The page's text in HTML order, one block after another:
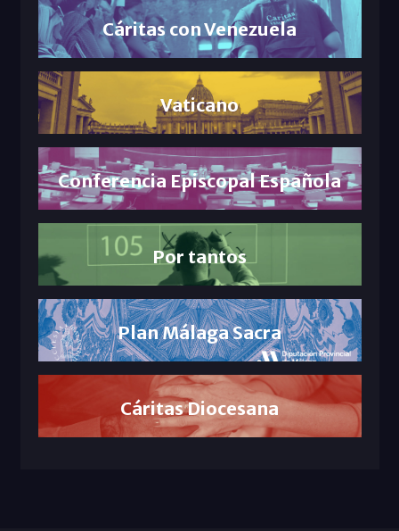
Cáritas con Venezuela
Vaticano
Conferencia Episcopal Española
Por tantos
Plan Málaga Sacra
Cáritas Diocesana